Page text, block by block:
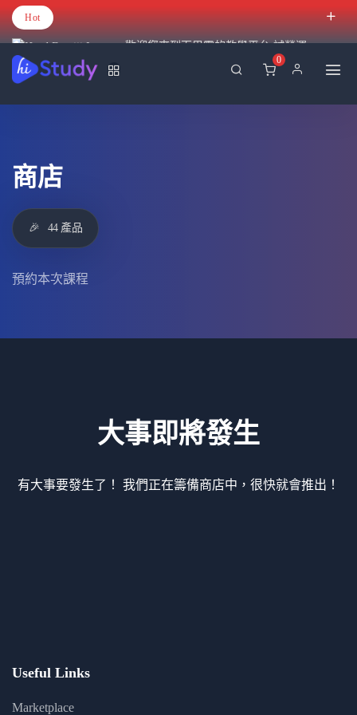
Hot
歡迎您來到百里霧的教學平台 試營運
0
商店
🎉 44 產品
預約本次課程
大事即將發生
有大事要發生了！ 我們正在籌備商店中，很快就會推出！
Useful Links
Marketplace